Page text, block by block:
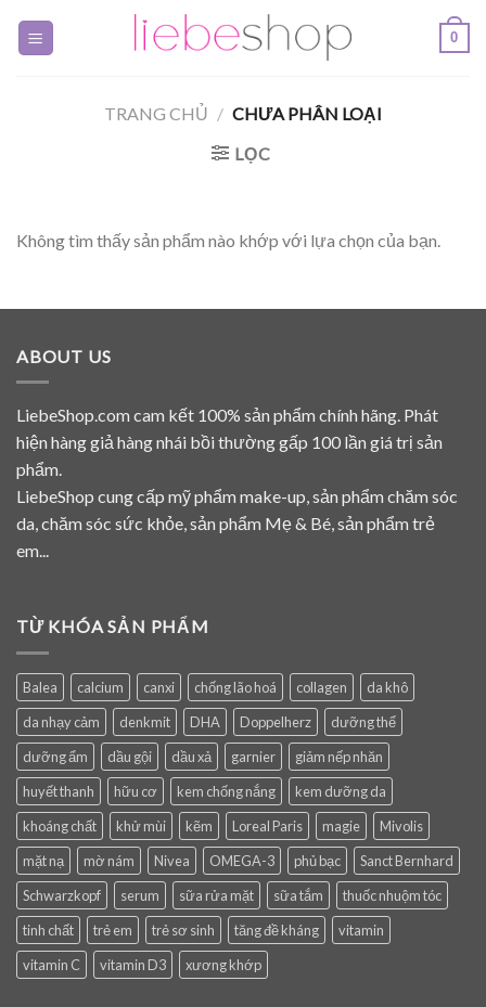
0
TRANG CHỦ / CHƯA PHÂN LOẠI
LỌC
Không tìm thấy sản phẩm nào khớp với lựa chọn của bạn.
ABOUT US
LiebeShop.com cam kết 100% sản phẩm chính hãng. Phát
hiện hàng giả hàng nhái bồi thường gấp 100 lần giá trị sản
phẩm.
LiebeShop cung cấp mỹ phẩm make-up, sản phẩm chăm sóc
da, chăm sóc sức khỏe, sản phẩm Mẹ & Bé, sản phẩm trẻ
em...
TỪ KHÓA SẢN PHẨM
Balea calcium canxi chống lão hoá collagen
da khô
da nhạy cảm
denkmit DHA Doppelherz
dưỡng thể
dưỡng ẩm
dầu gội dầu xả garnier
giảm nếp nhăn
huyết thanh
hữu cơ kem chống nắng
kem dưỡng da
khoáng chất
khử mùi kẽm Loreal Paris magie
Mivolis
mặt nạ
mờ nám Nivea OMEGA-3 phủ bạc
Sanct Bernhard
Schwarzkopf
serum sữa rửa mặt sữa tắm
thuốc nhuộm tóc
tinh chất
trẻ em trẻ sơ sinh tăng đề kháng
vitamin
vitamin C
vitamin D3 xương khớp